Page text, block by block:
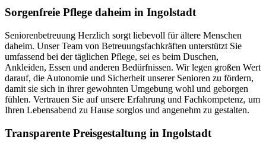
Sorgenfreie Pflege daheim in Ingolstadt
Seniorenbetreuung Herzlich sorgt liebevoll für ältere Menschen
daheim. Unser Team von Betreuungsfachkräften unterstützt Sie
umfassend bei der täglichen Pflege, sei es beim Duschen,
Ankleiden, Essen und anderen Bedürfnissen. Wir legen großen Wert
darauf, die Autonomie und Sicherheit unserer Senioren zu fördern,
damit sie sich in ihrer gewohnten Umgebung wohl und geborgen
fühlen. Vertrauen Sie auf unsere Erfahrung und Fachkompetenz, um
Ihren Lebensabend zu Hause sorglos und angenehm zu gestalten.
Transparente Preisgestaltung in Ingolstadt